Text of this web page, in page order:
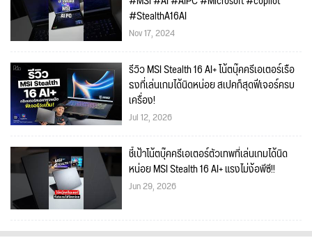
#StealthA16AI
Nov 17, 2024
รีวิว MSI Stealth 16 AI+ โน้ตบุ๊คครีเอเตอร์เรือ
ธงที่เล่นเกมได้นิดหน่อย สเปคก็สุดฟีเจอร์ครบ
เครื่อง!
Jul 12, 2026
ชี้เป้าโน้ตบุ๊คครีเอเตอร์ตัวเทพที่เล่นเกมได้นิด
หน่อย MSI Stealth 16 AI+ แรงไม่ง้อพีซี!!
Jun 29, 2026